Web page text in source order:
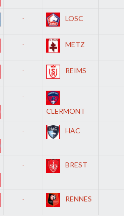
- LOSC
- METZ
- REIMS
-
CLERMONT
- HAC
- BREST
- RENNES